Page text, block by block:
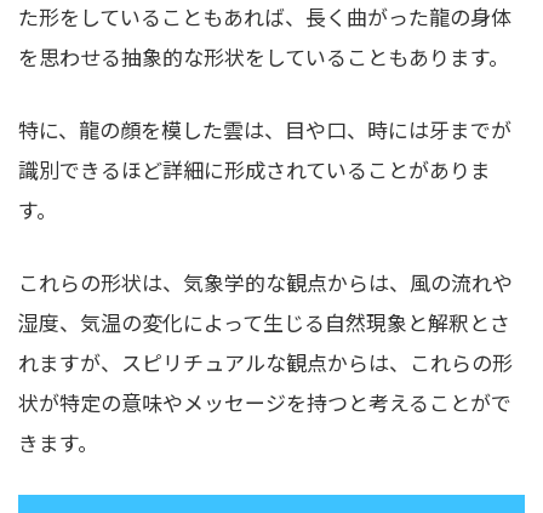
た形をしていることもあれば、長く曲がった龍の身体
を思わせる抽象的な形状をしていることもあります。
特に、龍の顔を模した雲は、目や口、時には牙までが
識別できるほど詳細に形成されていることがありま
す。
これらの形状は、気象学的な観点からは、風の流れや
湿度、気温の変化によって生じる自然現象と解釈とさ
れますが、スピリチュアルな観点からは、これらの形
状が特定の意味やメッセージを持つと考えることがで
きます。